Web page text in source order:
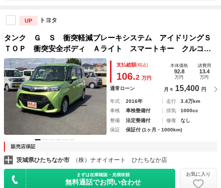
UP トヨタ
タンク Ｇ Ｓ 衝突軽減ブレーキシステム アイドリングＳ
ＴＯＰ 衝突安全ボディ Ａライト スマートキー クルコ
ン 横滑防止装置 キーレス フルフラットシート オートエ
アコン ＡＢＳ 助手席エアバック 盗難防止装置
支払総額(税込)
106.2 万円
本体価格
92.8
万円
諸費用
13.4
万円
通常ローン 月々 15,400 円
年式 2016年 走行
3.4万km
車検
車検整備付 排気
1000cc
整備
法定整備付 修復
なし
保証
保証付 (1ヶ月・1000km)
販売店保証
茨城県ひたちなか市 （株）ナオイオート ひたちなか店
まずは在庫確認・見積依頼
無料通話でお問い合わせ
お気に入り